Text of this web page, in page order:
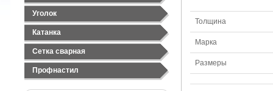
Лист рифленый
Труба электросварная
Труба ВГП
Швеллер стальной
Швеллер гнутый
Уголок
Уголок равнополочный
Уголок неравнополочный
Катанка
Сетка сварная
Сетка стальная тканная
Сетка стальная сварная
Профнастил
Толщина
Марка
Размеры